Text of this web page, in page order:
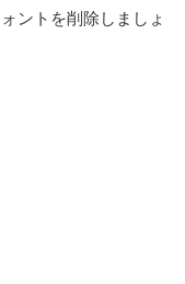
ントを削除しましょ